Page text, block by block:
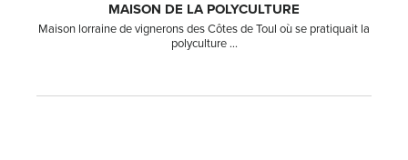
MAISON DE LA POLYCULTURE
Maison lorraine de vignerons des Côtes de Toul où se pratiquait la
polyculture ...